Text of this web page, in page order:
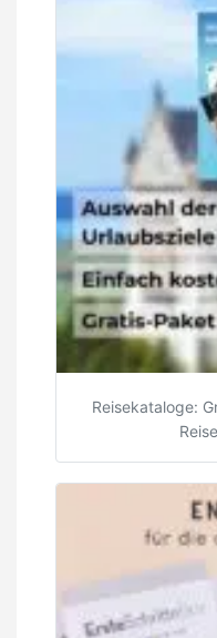
Reisekataloge: